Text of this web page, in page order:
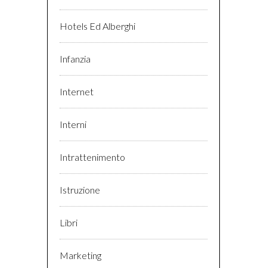
Hotels Ed Alberghi
Infanzia
Internet
Interni
Intrattenimento
Istruzione
Libri
Marketing